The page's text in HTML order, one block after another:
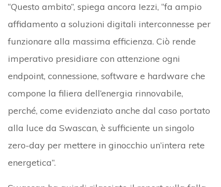
“Questo ambito”, spiega ancora Iezzi, “fa ampio
affidamento a soluzioni digitali interconnesse per
funzionare alla massima efficienza. Ciò rende
imperativo presidiare con attenzione ogni
endpoint, connessione, software e hardware che
compone la filiera dell’energia rinnovabile,
perché, come evidenziato anche dal caso portato
alla luce da Swascan, è sufficiente un singolo
zero-day per mettere in ginocchio un’intera rete
energetica”.